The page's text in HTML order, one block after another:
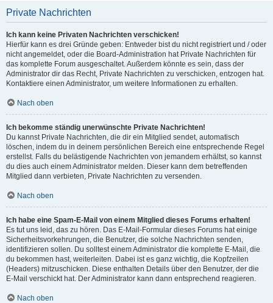
Private Nachrichten
Ich kann keine Privaten Nachrichten verschicken!
Hierfür kann es drei Gründe geben: Entweder bist du nicht registriert und / oder
nicht angemeldet, oder die Board-Administration hat Private Nachrichten für
das komplette Forum ausgeschaltet. Außerdem könnte es sein, dass der
Administrator dir das Recht, Private Nachrichten zu verschicken, entzogen hat.
Kontaktiere einen Administrator, um weitere Informationen zu erhalten.
Nach oben
Ich bekomme ständig unerwünschte Private Nachrichten!
Du kannst Private Nachrichten, die dir ein Mitglied sendet, automatisch
löschen, indem du in deinem persönlichen Bereich eine entsprechende Regel
erstellst. Falls du belästigende Nachrichten von jemandem erhältst, so kannst
du dies auch einem Administrator melden. Dieser kann dem betreffenden
Mitglied dann verbieten, Private Nachrichten zu versenden.
Nach oben
Ich habe eine Spam-E-Mail von einem Mitglied dieses Forums erhalten!
Es tut uns leid, das zu hören. Das E-Mail-Formular dieses Forums hat einige
Sicherheitsvorkehrungen, die Benutzer, die solche Nachrichten senden,
identifizieren sollen. Du solltest einem Administrator die komplette E-Mail, die
du bekommen hast, weiterleiten. Dabei ist es ganz wichtig, die Kopfzeilen
(Headers) mitzuschicken. Diese enthalten Details über den Benutzer, der die
E-Mail verschickt hat. Der Administrator kann dann entsprechend reagieren.
Nach oben